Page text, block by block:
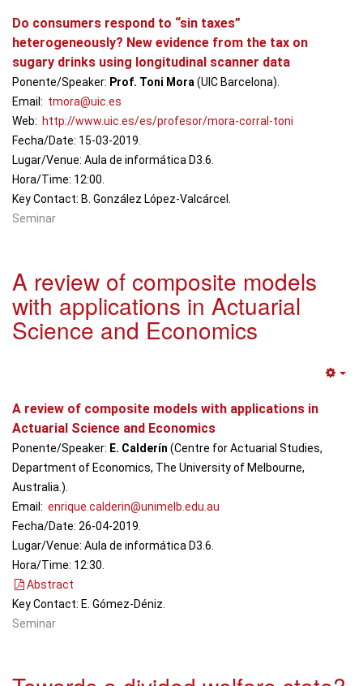
Do consumers respond to “sin taxes”
heterogeneously? New evidence from the tax on
sugary drinks using longitudinal scanner data
Ponente/Speaker: Prof. Toni Mora (UIC Barcelona).
Email: tmora@uic.es
Web: http://www.uic.es/es/profesor/mora-corral-toni
Fecha/Date: 15-03-2019.
Lugar/Venue: Aula de informática D3.6.
Hora/Time: 12:00.
Key Contact: B. González López-Valcárcel.
Seminar
A review of composite models
with applications in Actuarial
Science and Economics
A review of composite models with applications in
Actuarial Science and Economics
Ponente/Speaker: E. Calderín (Centre for Actuarial Studies,
Department of Economics, The University of Melbourne,
Australia.).
Email: enrique.calderin@unimelb.edu.au
Fecha/Date: 26-04-2019.
Lugar/Venue: Aula de informática D3.6.
Hora/Time: 12:30.
Abstract
Key Contact: E. Gómez-Déniz.
Seminar